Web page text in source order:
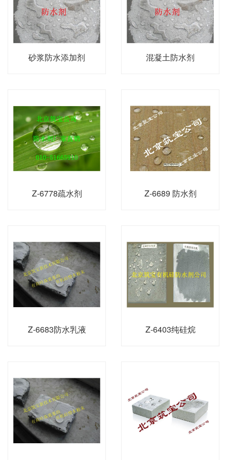
砂浆防水添加剂 混凝土防水剂
Z-6778疏水剂 Z-6689 防水剂
Z-6683防水乳液 Z-6403纯硅烷